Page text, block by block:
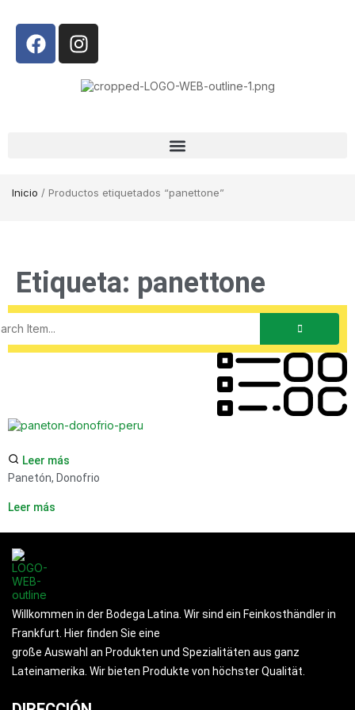
Inicio / Productos etiquetados “panettone”
Etiqueta: panettone
Leer más
Panetón, Donofrio
Leer más
Willkommen in der Bodega Latina. Wir sind ein Feinkosthändler in
Frankfurt. Hier finden Sie eine
große Auswahl an Produkten und Spezialitäten aus ganz
Lateinamerika. Wir bieten Produkte von höchster Qualität.